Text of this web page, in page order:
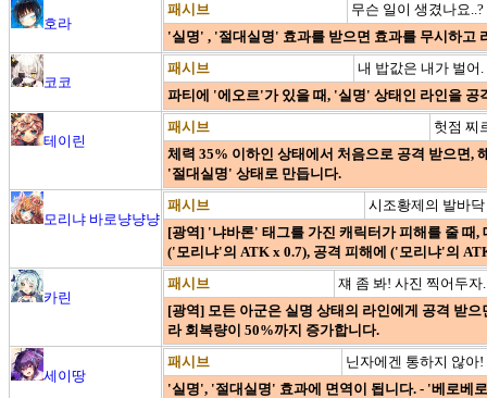
호라
패시브
무슨 일이 생겼나요..?
'실명' , '절대실명' 효과를 받으면 효과를 무시하고
코코
패시브
내 밥값은 내가 벌어.
파티에 '에오르'가 있을 때, '실명' 상태인 라인을
테이린
패시브
헛점 찌
체력 35% 이하인 상태에서 처음으로 공격 받으면,
'절대실명' 상태로 만듭니다.
모리냐 바로냥냥냥
패시브
시조황제의 발바닥
[광역] '냐바론' 태그를 가진 캐릭터가 피해를 줄 때
('모리냐'의 ATK x 0.7), 공격 피해에 ('모리냐'의
카린
패시브
쟤 좀 봐! 사진 찍어두자.
[광역] 모든 아군은 실명 상태의 라인에게 공격 받
라 회복량이 50%까지 증가합니다.
세이땅
패시브
닌자에겐 통하지 않아!
'실명', '절대실명' 효과에 면역이 됩니다. - '베로베